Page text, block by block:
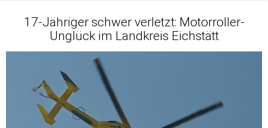
17-Jähriger schwer verletzt: Motorroller-
Unglück im Landkreis Eichstätt